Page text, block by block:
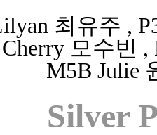
최유주 ,
모수빈 ,
M5B Julie
Silver